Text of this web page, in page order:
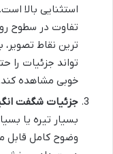
استثنایی بالا
تفاوت در سطوح
ترین نقاط
تواند جزئیات را
خوبی مشاهده
جزئیات شگفت
بسیار تیره یا
وضوح کامل قابل